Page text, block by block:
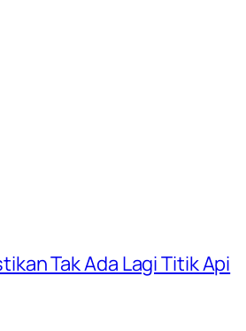
Tak Ada Lagi Titik Api